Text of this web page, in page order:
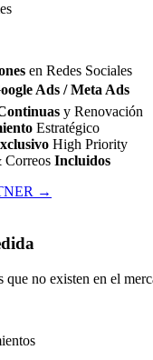
en Redes Sociales
Ads / Meta Ads
y Renovación
Estratégico
High Priority
Correos Incluidos
→
que no existen en el